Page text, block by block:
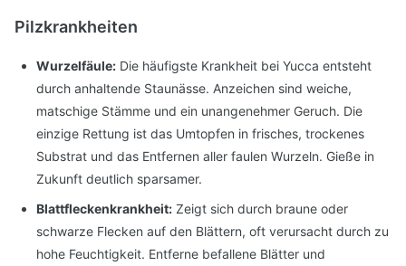
Pilzkrankheiten
Wurzelfäule: Die häufigste Krankheit bei Yucca entsteht
durch anhaltende Staunässe. Anzeichen sind weiche,
matschige Stämme und ein unangenehmer Geruch. Die
einzige Rettung ist das Umtopfen in frisches, trockenes
Substrat und das Entfernen aller faulen Wurzeln. Gieße in
Zukunft deutlich sparsamer.
Blattfleckenkrankheit: Zeigt sich durch braune oder
schwarze Flecken auf den Blättern, oft verursacht durch zu
hohe Feuchtigkeit. Entferne befallene Blätter und